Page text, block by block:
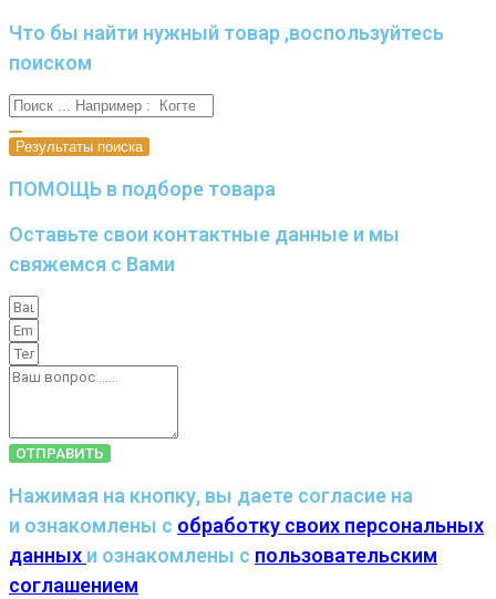
Что бы найти нужный товар ,воспользуйтесь
поиском
Результаты поиска
ПОМОЩЬ в подборе товара
Оставьте свои контактные данные и мы
свяжемся с Вами
ОТПРАВИТЬ
Нажимая на кнопку, вы даете согласие на
и ознакомлены с обработку своих персональных
данных и ознакомлены с пользовательским
соглашением